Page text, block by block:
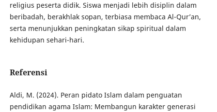
religius peserta didik. Siswa menjadi lebih disiplin dalam
beribadah, berakhlak sopan, terbiasa membaca Al-Qur’an,
serta menunjukkan peningkatan sikap spiritual dalam
kehidupan sehari-hari.
Referensi
Aldi, M. (2024). Peran pidato Islam dalam penguatan
pendidikan agama Islam: Membangun karakter generasi